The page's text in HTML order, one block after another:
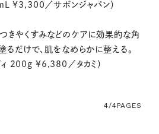
¥3,300／サボンジャパン）
きやくすみなどのケアに効果的な角
るだけで、肌をなめらかに整える。
ィ 200g ¥6,380／タカミ）
4/4PAGES